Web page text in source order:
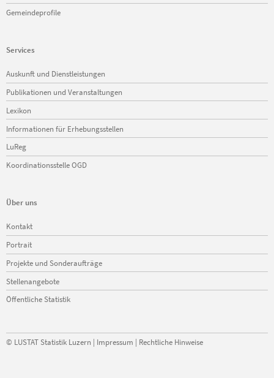
Gemeindeprofile
Services
Navigation
überspringen
Auskunft und Dienstleistungen
Publikationen und Veranstaltungen
Lexikon
Informationen für Erhebungsstellen
LuReg
Koordinationsstelle OGD
Über uns
Navigation
überspringen
Kontakt
Portrait
Projekte und Sonderaufträge
Stellenangebote
Öffentliche Statistik
© LUSTAT Statistik Luzern | Impressum | Rechtliche Hinweise